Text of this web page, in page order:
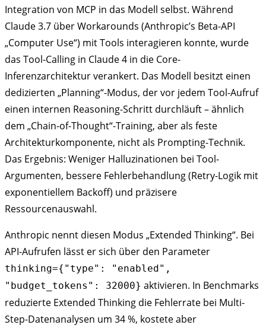
Integration von MCP in das Modell selbst. Während
Claude 3.7 über Workarounds (Anthropic’s Beta-API
„Computer Use“) mit Tools interagieren konnte, wurde
das Tool-Calling in Claude 4 in die Core-
Inferenzarchitektur verankert. Das Modell besitzt einen
dedizierten „Planning“-Modus, der vor jedem Tool-Aufruf
einen internen Reasoning-Schritt durchläuft – ähnlich
dem „Chain-of-Thought“-Training, aber als feste
Architekturkomponente, nicht als Prompting-Technik.
Das Ergebnis: Weniger Halluzinationen bei Tool-
Argumenten, bessere Fehlerbehandlung (Retry-Logik mit
exponentiellem Backoff) und präzisere
Ressourcenauswahl.
Anthropic nennt diesen Modus „Extended Thinking“. Bei
API-Aufrufen lässt er sich über den Parameter
thinking={"type": "enabled",
"budget_tokens": 32000} aktivieren. In Benchmarks
reduzierte Extended Thinking die Fehlerrate bei Multi-
Step-Datenanalysen um 34 %, kostete aber